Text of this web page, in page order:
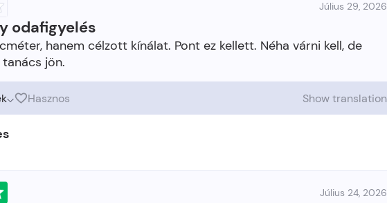
Július 29, 2026
odafigyelés
hanem célzott kínálat. Pont ez kellett. Néha várni kell, de
Hasznos Show translation
Július 24, 2026